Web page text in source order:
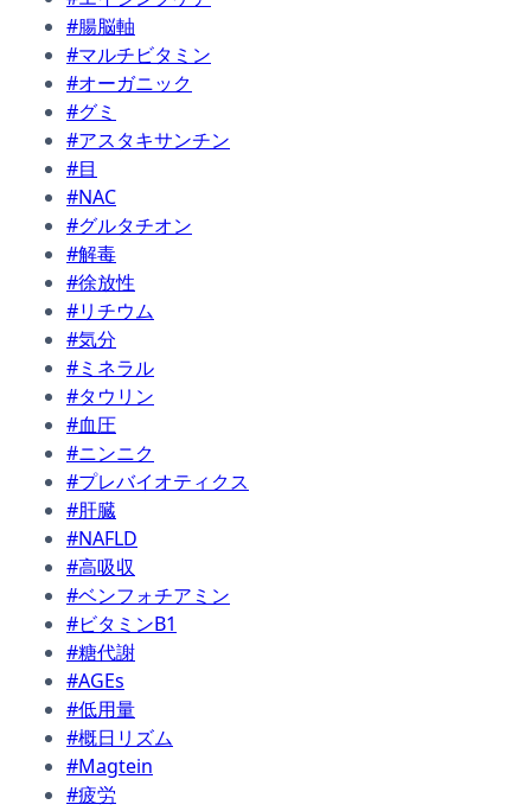
#腸脳軸
#マルチビタミン
#オーガニック
#グミ
#アスタキサンチン
#目
#NAC
#グルタチオン
#解毒
#徐放性
#リチウム
#気分
#ミネラル
#タウリン
#血圧
#ニンニク
#プレバイオティクス
#肝臓
#NAFLD
#高吸収
#ベンフォチアミン
#ビタミンB1
#糖代謝
#AGEs
#低用量
#概日リズム
#Magtein
#疲労